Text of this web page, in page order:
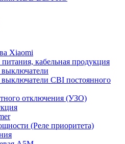
Xiaomi
кабельная продукция
CBI постоянного
отключения (УЗО)
(Реле приоритета)